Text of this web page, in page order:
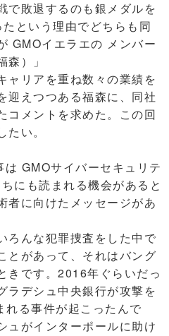
で敗退するのも銀メダルを
という理由でどちらも同
GMOイエラエの メンバー
）」
リアを重ね数々の業績を
迎えつつある福森に、同社
コメントを求めた。この回
い。
GMOサイバーセキュリテ
にも読まれる機会があると
者に向けたメッセージがあ
んな犯罪捜査をした中で
とがあって、それはバング
きです。2016年ぐらいだっ
ラデシュ中央銀行が攻撃を
る事件が起こったんで
ュがインターポールに助け